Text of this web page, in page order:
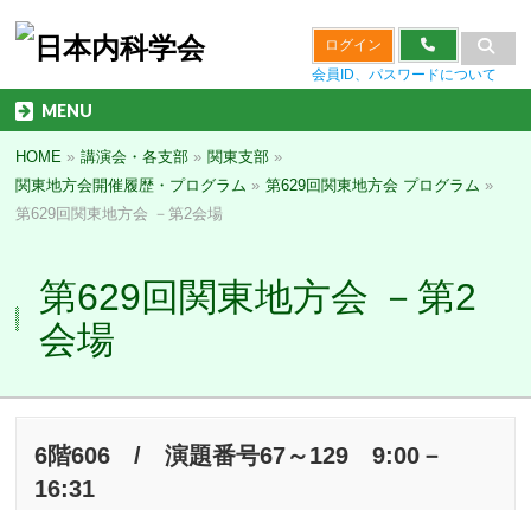
ログイン
会員ID、パスワードについて
MENU
HOME » 講演会・各支部 » 関東支部 »
関東地方会開催履歴・プログラム » 第629回関東地方会 プログラム »
第629回関東地方会 －第2会場
第629回関東地方会 －第2
会場
6階606 / 演題番号67～129 9:00－
16:31